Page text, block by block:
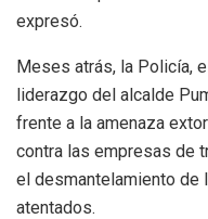
expresó.
Meses atrás, la Policía,
liderazgo del alcalde
frente a la amenaza
contra las empresas de
el desmantelamiento de
atentados.